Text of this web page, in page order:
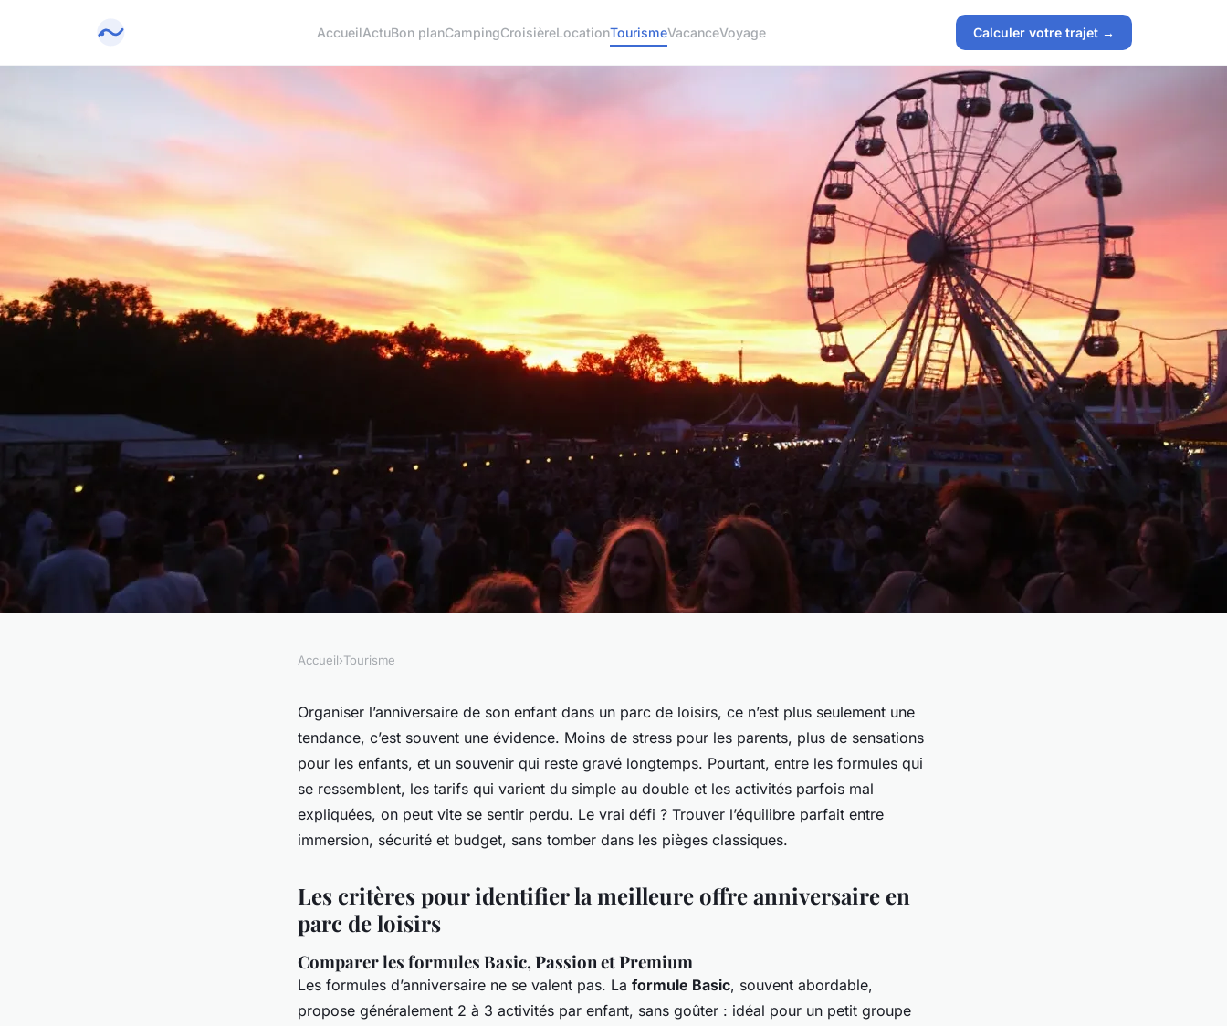
AccueilActuBon planCampingCroisièreLocationTourismeVacanceVoyage Calculer votre trajet →
Top conseils pour sélectionner votre
offre anniversaire idéale en parc
Accueil›Tourisme
Organiser l’anniversaire de son enfant dans un parc de loisirs, ce n’est plus seulement une
tendance, c’est souvent une évidence. Moins de stress pour les parents, plus de sensations
pour les enfants, et un souvenir qui reste gravé longtemps. Pourtant, entre les formules qui
se ressemblent, les tarifs qui varient du simple au double et les activités parfois mal
expliquées, on peut vite se sentir perdu. Le vrai défi ? Trouver l’équilibre parfait entre
immersion, sécurité et budget, sans tomber dans les pièges classiques.
Les critères pour identifier la meilleure offre anniversaire en
parc de loisirs
Comparer les formules Basic, Passion et Premium
Les formules d’anniversaire ne se valent pas. La formule Basic, souvent abordable,
propose généralement 2 à 3 activités par enfant, sans goûter : idéal pour un petit groupe